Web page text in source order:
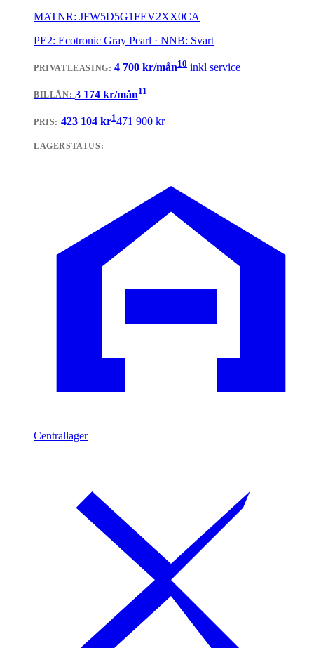
MATNR: JFW5D5G1FEV2XX0CA
PE2: Ecotronic Gray Pearl · NNB: Svart
PRIVATLEASING:4 700 kr/mån10 inkl service
BILLÅN: 3 174kr/mån11
PRIS: 423 104kr1471 900kr
LAGERSTATUS:
Centrallager